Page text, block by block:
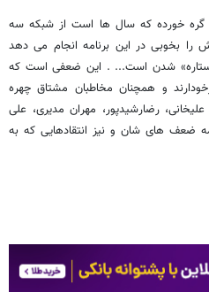
گره خورده که سال ها است از شبکه سه
بخوبی در این برنامه انجام می دهد
«ستاره» شدن است... . این ضعفی است که
و همچنان مخاطبان مشتاق چهره
رضارشیدپور، مهران مدیری، علی
ضعف های شان و نیز انتقادهایی که به